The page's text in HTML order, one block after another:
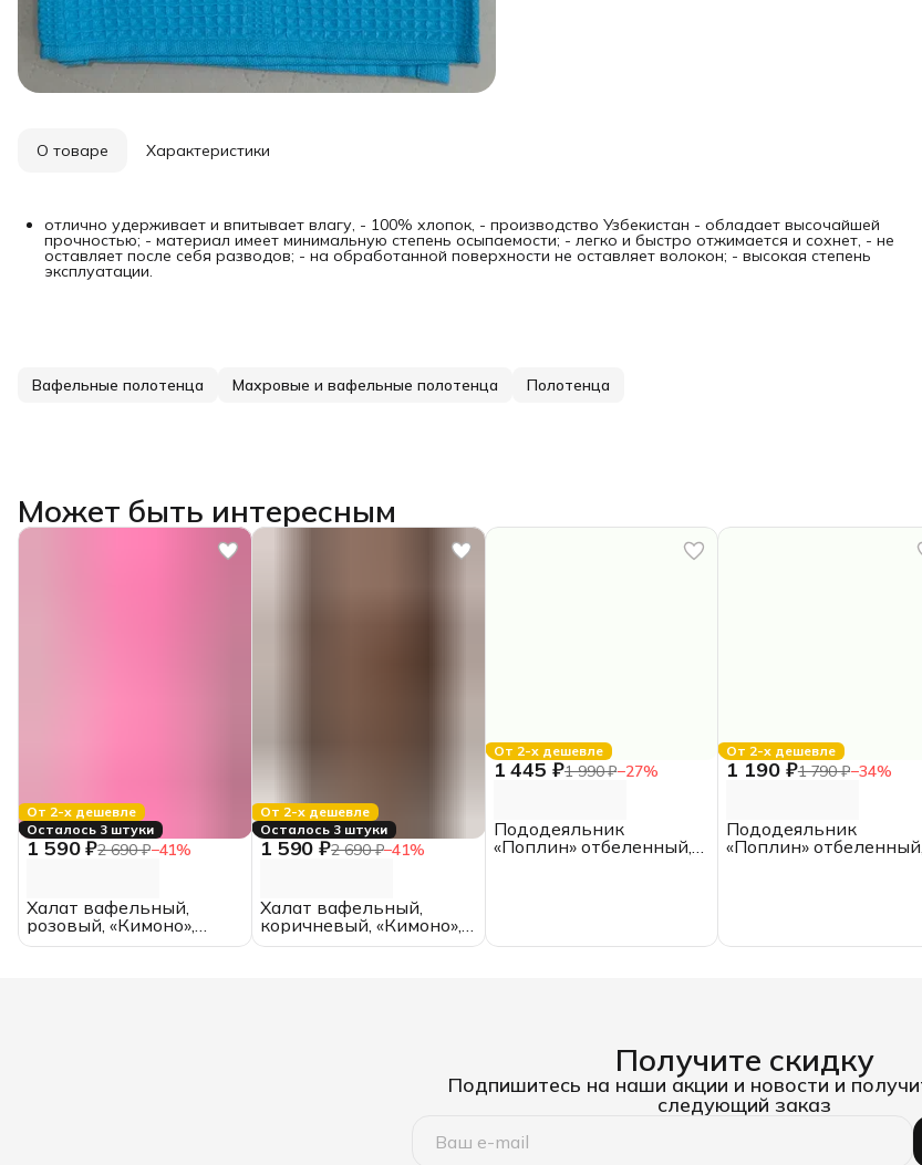
О товаре Характеристики
отлично удерживает и впитывает влагу, - 100% хлопок, - производство Узбекистан - обладает высочайшей
прочностью; - материал имеет минимальную степень осыпаемости; - легко и быстро отжимается и сохнет, - не
оставляет после себя разводов; - на обработанной поверхности не оставляет волокон; - высокая степень
эксплуатации.
Вафельные полотенца Махровые и вафельные полотенца Полотенца
Может быть интересным
От 2-х дешевле
Осталось 3 штуки
1 590 ₽2 690 ₽−41%
Халат вафельный,
розовый, «Кимоно»,
размер 44, (унисекс)
От 2-х дешевле
Осталось 3 штуки
1 590 ₽2 690 ₽−41%
Халат вафельный,
коричневый, «Кимоно»,
размер 42, (унисекс)
От 2-х дешевле
1 445 ₽1 990 ₽−27%
Пододеяльник
«Поплин» отбеленный,
От 2-х дешевле
1 190 ₽1 790 ₽−34%
Пододеяльник
«Поплин»
Получите скидку
Подпишитесь на наши акции и новости и
следующий заказ